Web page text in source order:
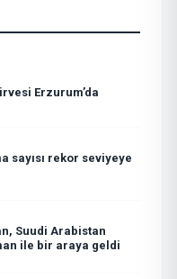
Erzurum’da
sayısı rekor seviyeye
Suudi Arabistan
ile bir araya geldi